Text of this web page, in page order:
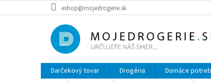
na
eshop@mojedrogerie.sk
Darčekový tovar Drogéria Domáce